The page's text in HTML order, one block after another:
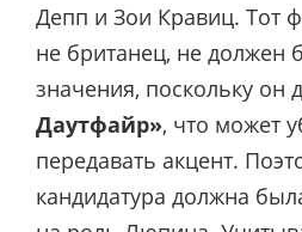
Депп и Зои Кравиц. Тот
не британец, не должен
значения, поскольку он
Даутфайр», что может
передавать акцент.
кандидатура должна